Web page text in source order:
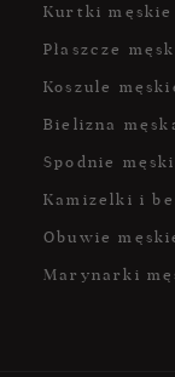
Kurtki męskie
Płaszcze
Koszule
Bielizna
Spodnie
Kamizelki i
Obuwie
Marynarki